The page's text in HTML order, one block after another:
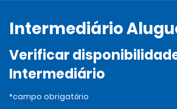
Intermediário
Verificar
Intermediário
*campo obrigatório